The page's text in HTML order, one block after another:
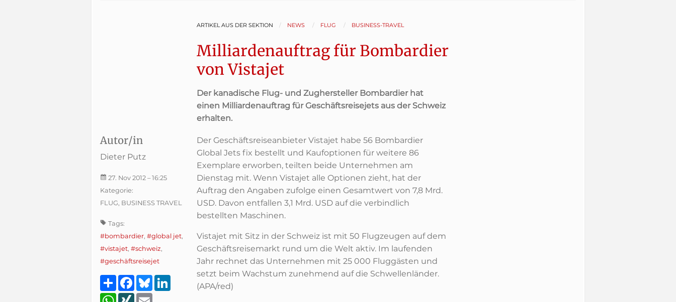
ARTIKEL AUS DER SEKTION NEWS FLUG BUSINESS-TRAVEL
Milliardenauftrag für Bombardier
von Vistajet
Der kanadische Flug- und Zughersteller Bombardier hat
einen Milliardenauftrag für Geschäftsreisejets aus der Schweiz
erhalten.
Autor/in
Dieter Putz
27. Nov 2012 – 16:25
Kategorie:
FLUG, BUSINESS TRAVEL
Tags:
#bombardier, #global jet,
#vistajet, #schweiz,
#geschäftsreisejet
TeilenFacebook
BlueskyLinkedIn
WhatsApp
XING
Der Geschäftsreiseanbieter Vistajet habe 56 Bombardier
Global Jets fix bestellt und Kaufoptionen für weitere 86
Exemplare erworben, teilten beide Unternehmen am
Dienstag mit. Wenn Vistajet alle Optionen zieht, hat der
Auftrag den Angaben zufolge einen Gesamtwert von 7,8 Mrd.
USD. Davon entfallen 3,1 Mrd. USD auf die verbindlich
bestellten Maschinen.
Vistajet mit Sitz in der Schweiz ist mit 50 Flugzeugen auf dem
Geschäftsreisemarkt rund um die Welt aktiv. Im laufenden
Jahr rechnet das Unternehmen mit 25 000 Fluggästen und
setzt beim Wachstum zunehmend auf die Schwellenländer.
(APA/red)